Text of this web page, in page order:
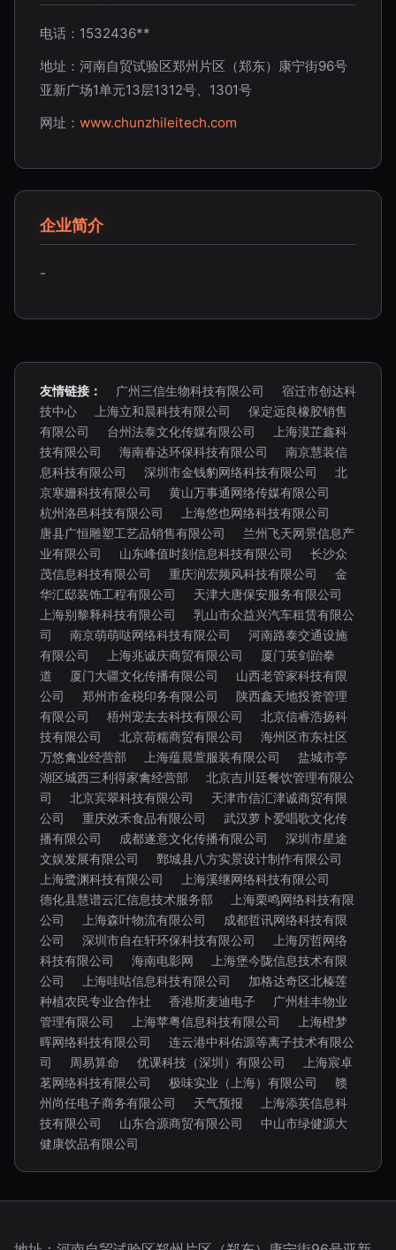
电话：1532436**
地址：河南自贸试验区郑州片区（郑东）康宁街96号
亚新广场1单元13层1312号、1301号
网址： www.chunzhileitech.com
企业简介
-
友情链接： 广州三信生物科技有限公司
宿迁市创达科
技中心
上海立和晨科技有限公司
保定远良橡胶销售
有限公司
台州法泰文化传媒有限公司
上海漠芷鑫科
技有限公司
海南春达环保科技有限公司
南京慧装信
息科技有限公司
深圳市金钱豹网络科技有限公司
北
京寒姗科技有限公司
黄山万事通网络传媒有限公司
杭州洛邑科技有限公司
上海悠也网络科技有限公司
唐县广恒雕塑工艺品销售有限公司
兰州飞天网景信息产
业有限公司
山东峰值时刻信息科技有限公司
长沙众
茂信息科技有限公司
重庆润宏频风科技有限公司
金
华汇邸装饰工程有限公司
天津大唐保安服务有限公司
上海别黎释科技有限公司
乳山市众益兴汽车租赁有限公
司
南京萌萌哒网络科技有限公司
河南路泰交通设施
有限公司
上海兆诚庆商贸有限公司
厦门英剑跆拳
道
厦门大疆文化传播有限公司
山西老管家科技有限
公司
郑州市金税印务有限公司
陕西鑫天地投资管理
有限公司
梧州宠去去科技有限公司
北京信睿浩扬科
技有限公司
北京荷糯商贸有限公司
海州区市东社区
万悠禽业经营部
上海蕴晨萱服装有限公司
盐城市亭
湖区城西三利得家禽经营部
北京吉川廷餐饮管理有限公
司
北京宾翠科技有限公司
天津市信汇津诚商贸有限
公司
重庆效禾食品有限公司
武汉萝卜爱唱歌文化传
播有限公司
成都遂意文化传播有限公司
深圳市星途
文娱发展有限公司
鄄城县八方实景设计制作有限公司
上海鹭渊科技有限公司
上海溪继网络科技有限公司
德化县慧谱云汇信息技术服务部
上海栗鸣网络科技有限
公司
上海森叶物流有限公司
成都哲讯网络科技有限
公司
深圳市自在轩环保科技有限公司
上海厉哲网络
科技有限公司
海南电影网
上海堡今陇信息技术有限
公司
上海哇咕信息科技有限公司
加格达奇区北榛莲
种植农民专业合作社
香港斯麦迪电子
广州桂丰物业
管理有限公司
上海苹粤信息科技有限公司
上海橙梦
晖网络科技有限公司
连云港中科佑源等离子技术有限公
司
周易算命 优课科技（深圳）有限公司
上海宸卓
茗网络科技有限公司
极味实业（上海）有限公司
赣
州尚任电子商务有限公司
天气预报
上海添英信息科
技有限公司
山东合源商贸有限公司
中山市绿健源大
健康饮品有限公司